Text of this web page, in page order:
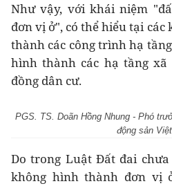
Như vậy, với khái niệm
đơn vị ở", có thể hiểu tại
thành các công trình hạ
hình thành các hạ tầng
đồng dân cư.
PGS. TS. Doãn Hồng Nhung - Phó
động sản
Do trong Luật Đất đai
không hình thành đơn vị